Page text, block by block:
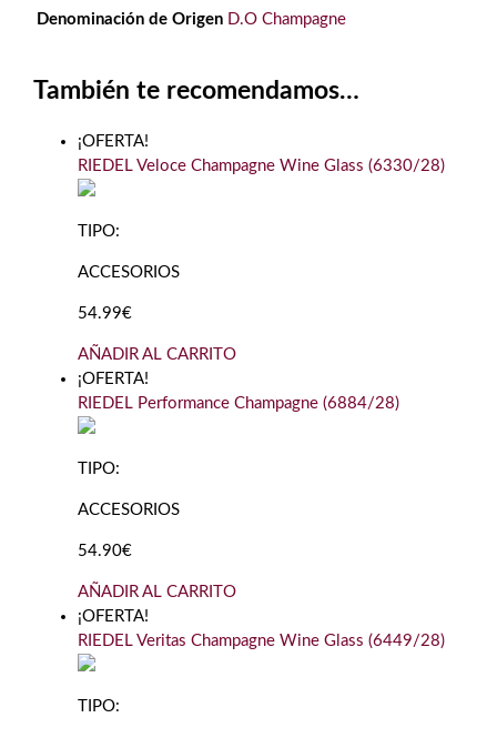
Denominación de Origen D.O Champagne
También te recomendamos…
¡OFERTA!
RIEDEL Veloce Champagne Wine Glass (6330/28)
TIPO:
ACCESORIOS
54.99€
AÑADIR AL CARRITO
¡OFERTA!
RIEDEL Performance Champagne (6884/28)
TIPO:
ACCESORIOS
54.90€
AÑADIR AL CARRITO
¡OFERTA!
RIEDEL Veritas Champagne Wine Glass (6449/28)
TIPO: